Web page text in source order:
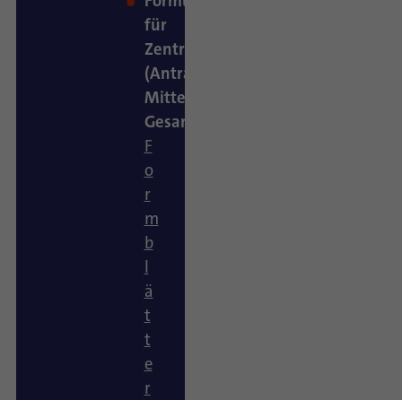
für
Zentralstellen
(Antrag,
Mittelabruf,
Gesamtverwendungsnachweis)
F
o
r
m
b
l
ä
t
t
e
r